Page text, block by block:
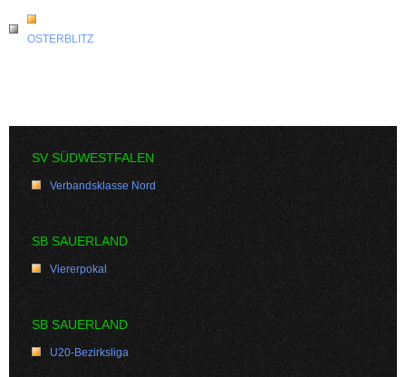
OSTERBLITZ
SV SÜDWESTFALEN
Verbandsklasse Nord
SB SAUERLAND
Viererpokal
SB SAUERLAND
U20-Bezirksliga